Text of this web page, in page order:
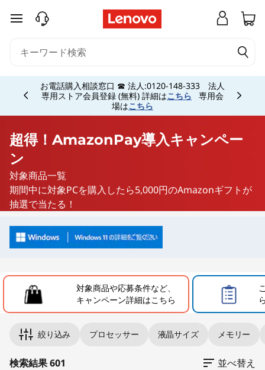
超
m
a
o
n
P
a
入
メインコンテンツにスキップする
お電話購入相談窓口 ☎ 法人:0120-148-333 法人
専用ストア会員登録 (無料) 詳細はこちら
専用会
場はこちら
Currently displaying item 5 of 5
超得！AmazonPay導入キャンペー
ン
対象商品一覧
期間中に対象PCを購入したら5,000円のAmazonギフトが
抽選で当たる！
対象商品や応募条件など、
キャンペーン詳細はこちら
絞り込み プロセッサー 液晶サイズ メモリー
検索結果 601 並べ替え